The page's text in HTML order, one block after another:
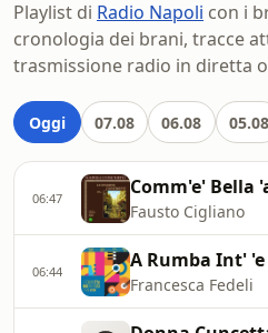
Playlist di Radio Napoli con i
cronologia dei brani, tracce
trasmissione radio in diretta
Oggi 07.08 06.08 05.08
06:47 Comm'e' Bella
Fausto Cigliano
06:44 A Rumba Int'
Francesca Fedeli